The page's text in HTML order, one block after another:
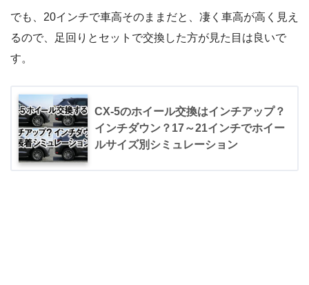
でも、20インチで車高そのままだと、凄く車高が高く見え
るので、足回りとセットで交換した方が見た目は良いで
す。
CX-5のホイール交換はインチアップ？
インチダウン？17～21インチでホイー
ルサイズ別シミュレーション